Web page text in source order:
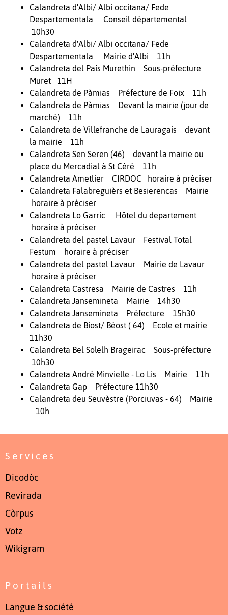
Calandreta d'Albi/ Albi occitana/ Fede
Despartementala Conseil départemental
10h30
Calandreta d'Albi/ Albi occitana/ Fede
Despartementala Mairie d'Albi 11h
Calandreta del País Murethin Sous-préfecture
Muret 11H
Calandreta de Pàmias Préfecture de Foix 11h
Calandreta de Pàmias Devant la mairie (jour de
marché) 11h
Calandreta de Villefranche de Lauragais devant
la mairie 11h
Calandreta Sen Seren (46) devant la mairie ou
place du Mercadial à St Céré 11h
Calandreta Ametlier CIRDOC horaire à préciser
Calandreta Falabreguièrs et Besierencas Mairie
horaire à préciser
Calandreta Lo Garric Hôtel du departement
horaire à préciser
Calandreta del pastel Lavaur Festival Total
Festum horaire à préciser
Calandreta del pastel Lavaur Mairie de Lavaur
horaire à préciser
Calandreta Castresa Mairie de Castres 11h
Calandreta Jansemineta Mairie 14h30
Calandreta Jansemineta Préfecture 15h30
Calandreta de Biost/ Béost ( 64) Ecole et mairie
11h30
Calandreta Bel Solelh Brageirac Sous-préfecture
10h30
Calandreta André Minvielle - Lo Lis Mairie 11h
Calandreta Gap Préfecture 11h30
Calandreta deu Seuvèstre (Porciuvas - 64) Mairie
10h
Services
Dicodòc
Revirada
Còrpus
Votz
Wikigram
Portails
Langue & société